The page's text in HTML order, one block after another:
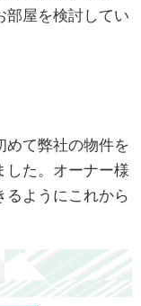
部屋を検討してい
て弊社の物件を
した。オーナー様
るようにこれから